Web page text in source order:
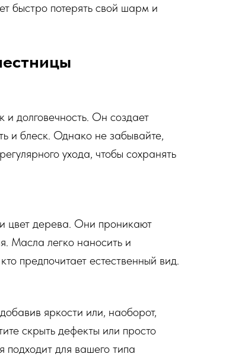
быстро потерять свой шарм и
и долговечность. Он создает
и блеск. Однако не забывайте,
ухода, чтобы сохранять
цвет дерева. Они проникают
Масла легко наносить и
предпочитает естественный вид.
яркости или, наоборот,
скрыть дефекты или просто
подходит для вашего типа